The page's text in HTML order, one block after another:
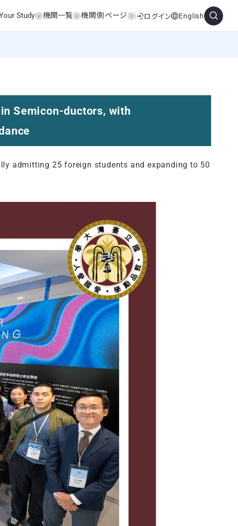
Study 機関一覧 機関側ページ ログイン English
Semicon-ductors, with
admitting 25 foreign students and expanding to 50